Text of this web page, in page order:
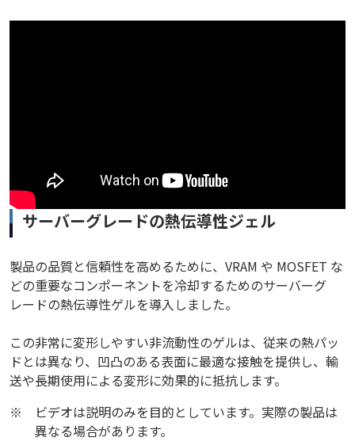
サーバーグレードの熱伝導性ジェル
製品の品質と信頼性を高めるために、VRAM や MOSFET な
どの重要なコンポーネントを冷却するためのサーバーグ
レードの熱伝導性ゲルを導入しました。
この非常に変形しやすい非流動性のゲルは、従来の熱パッ
ドとは異なり、凹凸のある表面に最適な接触を提供し、輸
送や長期使用による変形に効果的に抵抗します。
※
ビデオは説明のみを目的としています。実際の製品は
異なる場合があります。